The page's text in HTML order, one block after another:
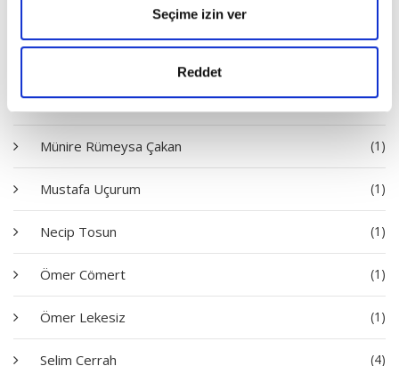
Seçime izin ver
Reddet
Mehmet Narlı (2)
Münire Rümeysa Çakan (1)
Mustafa Uçurum (1)
Necip Tosun (1)
Ömer Cömert (1)
Ömer Lekesiz (1)
Selim Cerrah (4)